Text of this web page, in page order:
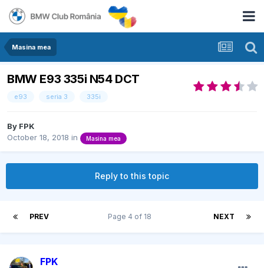
Masina mea
BMW E93 335i N54 DCT
e93 seria 3 335i
By FPK
October 18, 2018 in Masina mea
Reply to this topic
PREV NEXT
Page 4 of 18
FPK